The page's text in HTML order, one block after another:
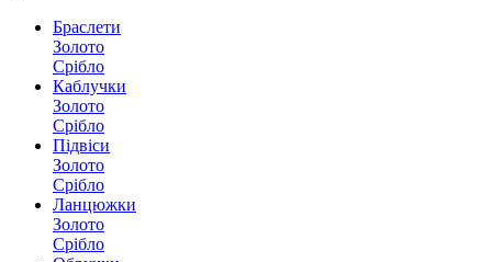
Браслети
Золото
Срібло
Каблучки
Золото
Срібло
Підвіси
Золото
Срібло
Ланцюжки
Золото
Срібло